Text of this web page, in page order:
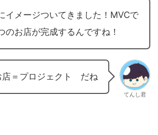
イメージついてきました！MVCで
のお店が完成するんですね！
店＝プロジェクト だね
てんし君